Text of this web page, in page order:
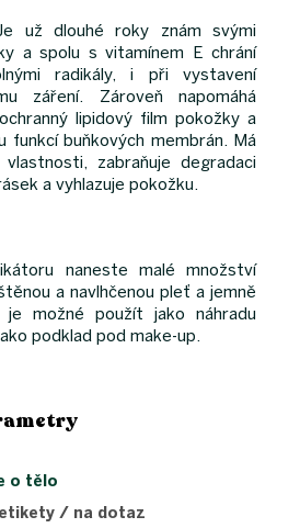
už dlouhé roky znám svými
a spolu s vitamínem E chrání
radikály, i při vystavení
záření. Zároveň napomáhá
lipidový film pokožky a
funkcí buňkových membrán. Má
zabraňuje degradaci
a vyhlazuje pokožku.
naneste malé množství
a navlhčenou pleť a jemně
je možné použít jako náhradu
podklad pod make-up.
o tělo
/ na dotaz